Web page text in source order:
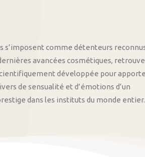
s’imposent comme détenteurs
avancées cosmétiques,
développée pour
de sensualité et d’émotions d’un
dans les instituts du monde entier.